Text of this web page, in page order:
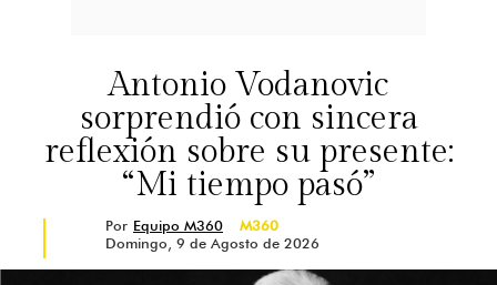
Antonio Vodanovic
sorprendió con sincera
reflexión sobre su presente:
“Mi tiempo pasó”
Por Equipo M360
M360
Domingo, 9 de Agosto de 2026